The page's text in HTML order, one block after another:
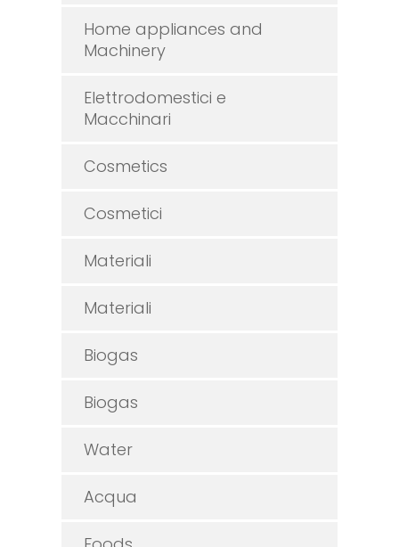
Home appliances and
Machinery
Elettrodomestici e
Macchinari
Cosmetics
Cosmetici
Materiali
Materiali
Biogas
Biogas
Water
Acqua